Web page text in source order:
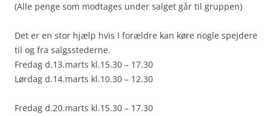
(Alle penge som modtages under salget går til gruppen)
Det er en stor hjælp hvis I forældre kan køre nogle spejdere
til og fra salgsstederne.
Fredag d.13.marts kl.15.30 – 17.30
Lørdag d.14.marts kl.10.30 – 12.30
Fredag d.20.marts kl.15.30 – 17.30